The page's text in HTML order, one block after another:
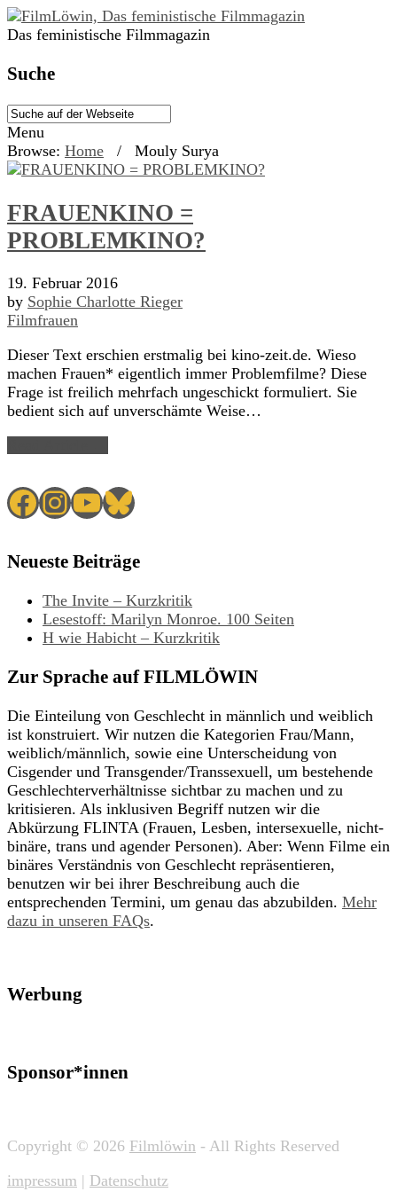
Das feministische Filmmagazin
Suche
Menu
Browse: Home / Mouly Surya
FRAUENKINO =
PROBLEMKINO?
19. Februar 2016
by Sophie Charlotte Rieger
Filmfrauen
Dieser Text erschien erstmalig bei kino-zeit.de. Wieso
machen Frauen* eigentlich immer Problemfilme? Diese
Frage ist freilich mehrfach ungeschickt formuliert. Sie
bedient sich auf unverschämte Weise…
Facebook
Instagram
YouTube
Bluesky
Neueste Beiträge
The Invite – Kurzkritik
Lesestoff: Marilyn Monroe. 100 Seiten
H wie Habicht – Kurzkritik
Zur Sprache auf FILMLÖWIN
Die Einteilung von Geschlecht in männlich und weiblich
ist konstruiert. Wir nutzen die Kategorien Frau/Mann,
weiblich/männlich, sowie eine Unterscheidung von
Cisgender und Transgender/Transsexuell, um bestehende
Geschlechterverhältnisse sichtbar zu machen und zu
kritisieren. Als inklusiven Begriff nutzen wir die
Abkürzung FLINTA (Frauen, Lesben, intersexuelle, nicht-
binäre, trans und agender Personen). Aber: Wenn Filme ein
binäres Verständnis von Geschlecht repräsentieren,
benutzen wir bei ihrer Beschreibung auch die
entsprechenden Termini, um genau das abzubilden. Mehr
dazu in unseren FAQs.
Werbung
Sponsor*innen
Copyright © 2026 Filmlöwin - All Rights Reserved
impressum | Datenschutz